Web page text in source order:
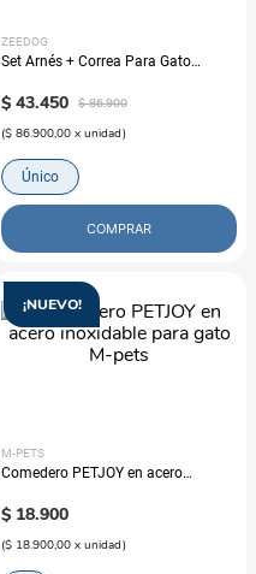
ZEEDOG
Set Arnés + Correa Para Gato
Manifesto
$ 43.450 $ 86.900
($ 86.900,00 x unidad)
Único
COMPRAR
¡NUEVO!
M-PETS
Comedero PETJOY en acero
$ 18.900
($ 18.900,00 x unidad)